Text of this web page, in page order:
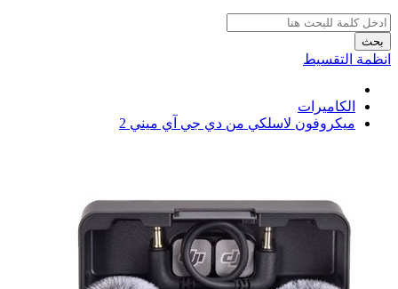
بحث
انظمة التقسيط
الكاميرات
ميكروفون لاسلكي من دي جي آي ميني 2